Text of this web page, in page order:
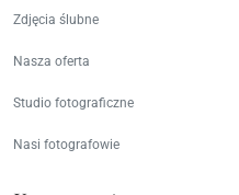
Zdjęcia ślubne
Nasza oferta
Studio fotograficzne
Nasi fotografowie